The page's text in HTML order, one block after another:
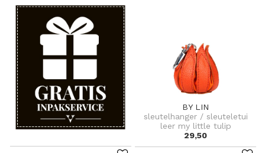
BY LIN
sleutelhanger / sleuteletui
leer my little tulip
29,50